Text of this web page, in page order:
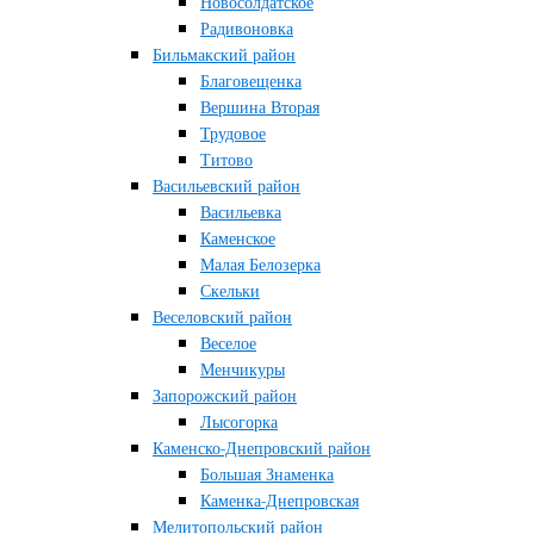
Радивоновка
Бильмакский район
Благовещенка
Вершина Вторая
Трудовое
Титово
Васильевский район
Васильевка
Каменское
Малая Белозерка
Скельки
Веселовский район
Веселое
Менчикуры
Запорожский район
Лысогорка
Каменско-Днепровский район
Большая Знаменка
Каменка-Днепровская
Мелитопольский район